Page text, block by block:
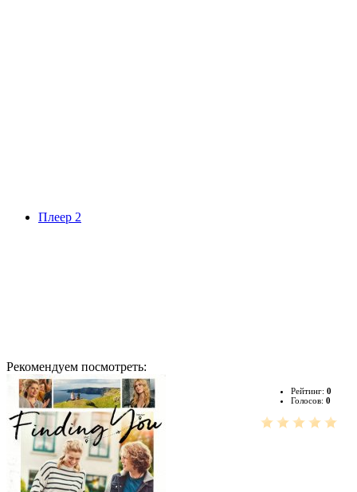
Плеер 2
Рекомендуем посмотреть:
Рейтинг: 0
Голосов: 0